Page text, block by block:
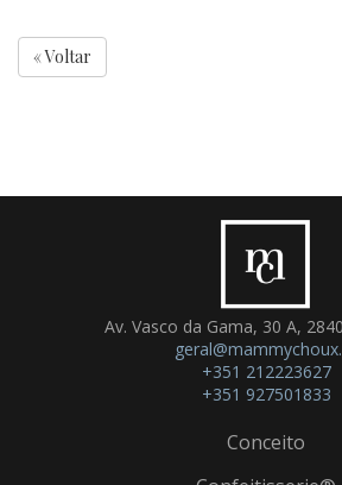
« Voltar
Av. Vasco da Gama, 30 A,
+351 212223627
+351 927501833
Conceito